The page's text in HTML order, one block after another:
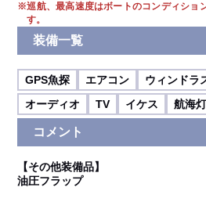
※巡航、最高速度はボートのコンディショ
す。
装備一覧
GPS魚探 エアコン ウィンドラ
オーディオ
TV イケス 航海
コメント
【その他装備品】
油圧フラップ